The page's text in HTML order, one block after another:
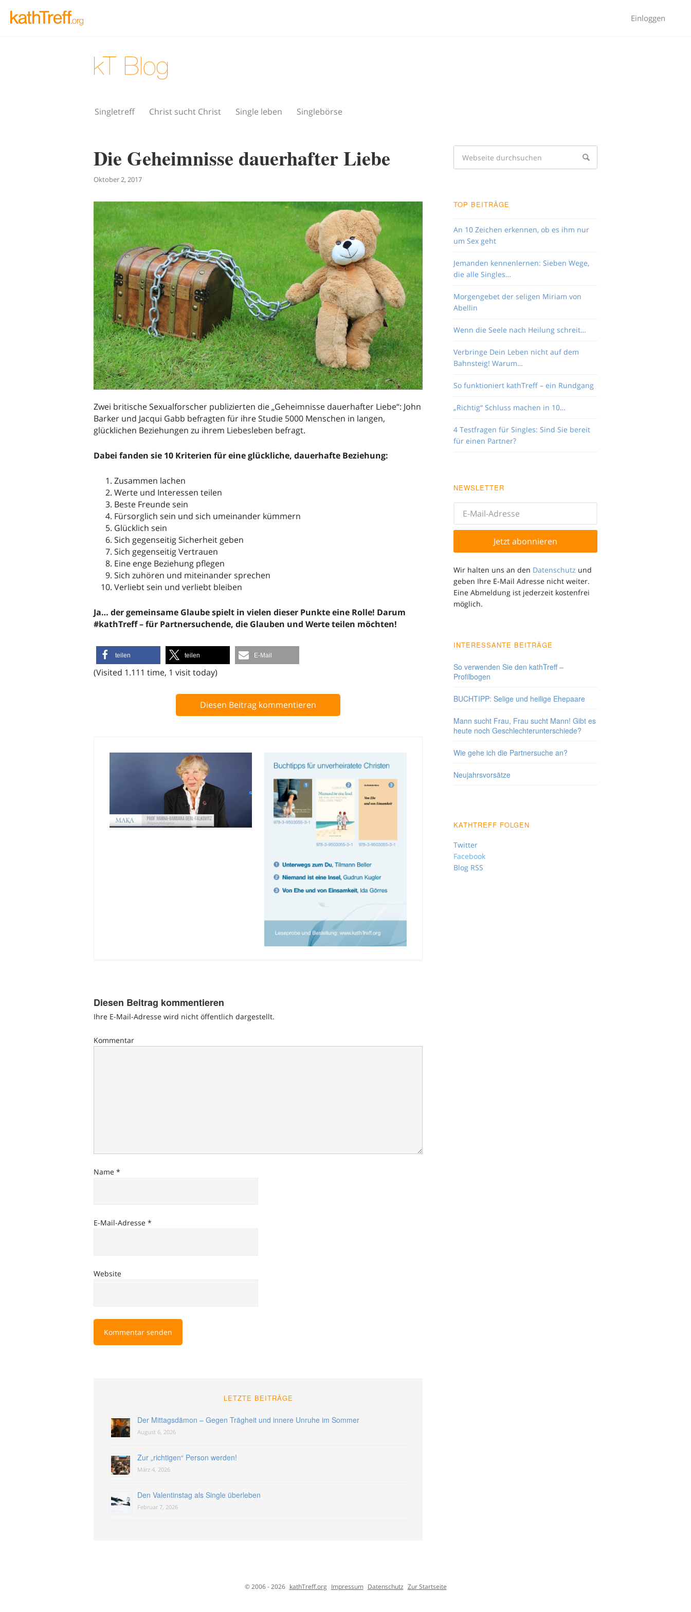
Einloggen
Singletreff Christ sucht Christ Single leben Singlebörse
Die Geheimnisse dauerhafter Liebe
Oktober 2, 2017
Zwei britische Sexualforscher publizierten die „Geheimnisse dauerhafter Liebe“: John
Barker und Jacqui Gabb befragten für ihre Studie 5000 Menschen in langen,
glücklichen Beziehungen zu ihrem Liebesleben befragt.
Dabei fanden sie 10 Kriterien für eine glückliche, dauerhafte Beziehung:
Zusammen lachen
Werte und Interessen teilen
Beste Freunde sein
Fürsorglich sein und sich umeinander kümmern
Glücklich sein
Sich gegenseitig Sicherheit geben
Sich gegenseitig Vertrauen
Eine enge Beziehung pflegen
Sich zuhören und miteinander sprechen
Verliebt sein und verliebt bleiben
Ja… der gemeinsame Glaube spielt in vielen dieser Punkte eine Rolle! Darum
#kathTreff – für Partnersuchende, die Glauben und Werte teilen möchten!
teilen teilen E-Mail
(Visited 1.111 time, 1 visit today)
Diesen Beitrag kommentieren
Diesen Beitrag kommentieren
Ihre E-Mail-Adresse wird nicht öffentlich dargestellt.
Kommentar
Name *
E-Mail-Adresse *
Website
LETZTE BEITRÄGE
Der Mittagsdämon – Gegen Trägheit und innere Unruhe im Sommer
August 6, 2026
Zur „richtigen“ Person werden!
März 4, 2026
Den Valentinstag als Single überleben
Februar 7, 2026
TOP BEITRÄGE
An 10 Zeichen erkennen, ob es ihm nur
um Sex geht
Jemanden kennenlernen: Sieben Wege,
die alle Singles…
Morgengebet der seligen Miriam von
Abellin
Wenn die Seele nach Heilung schreit…
Verbringe Dein Leben nicht auf dem
Bahnsteig! Warum…
So funktioniert kathTreff – ein Rundgang
„Richtig“ Schluss machen in 10…
4 Testfragen für Singles: Sind Sie bereit
für einen Partner?
NEWSLETTER
Wir halten uns an den Datenschutz und
geben Ihre E-Mail Adresse nicht weiter.
Eine Abmeldung ist jederzeit kostenfrei
möglich.
INTERESSANTE BEITRÄGE
So verwenden Sie den kathTreff –
Profilbogen
BUCHTIPP: Selige und heilige Ehepaare
Mann sucht Frau, Frau sucht Mann! Gibt es
heute noch Geschlechterunterschiede?
Wie gehe ich die Partnersuche an?
Neujahrsvorsätze
KATHTREFF FOLGEN
Twitter
Facebook
Blog RSS
© 2006 - 2026 kathTreff.org Impressum Datenschutz Zur Startseite